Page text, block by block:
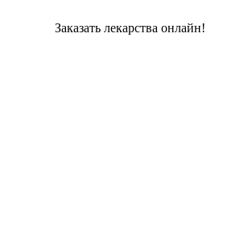
Заказать лекарства онлайн!